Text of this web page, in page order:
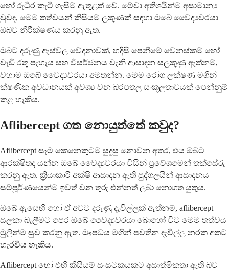
හෝ රුධිර කැටි ගැසීම් ඇතුළත් වේ. මේවා අතිශයින්ම අසාමාන්‍ය
වුවද, මෙම තත්වයන් කිසියම් ලකුණක් සඳහා ඔබේ වෛද්‍යවරයා
ඔබව නිරීක්ෂණය කරනු ඇත.
ඔබට දරුණු ඇස්වල වේදනාවක්, හදිසි පෙනීමේ වෙනස්කම් හෝ
වැඩි රතු පැහැය සහ විසර්ජනය වැනි ආසාදන සලකුණු ඇත්නම්,
වහාම ඔබේ වෛද්‍යවරයා අමතන්න. මෙම රෝග ලක්ෂණ මගින්
ක්ෂණික අවධානයක් අවශ්‍ය වන බරපතල සංකූලතාවයක් පෙන්නුම්
කළ හැකිය.
Aflibercept ගත නොයුත්තේ කවුද?
Aflibercept සෑම කෙනෙකුටම සුදුසු නොවන අතර, එය ඔබට
ආරක්ෂිතද යන්න ඔබේ වෛද්‍යවරයා විසින් ප්‍රවේශමෙන් තක්සේරු
කරනු ඇත. ක්‍රියාකාරී අක්ෂි ආසාදන ඇති පුද්ගලයින් ආසාදනය
සම්පූර්ණයෙන්ම ඉවත් වන තුරු එන්නත් ලබා නොගත යුතුය.
ඔබේ ඇසෙහි හෝ ඒ අවට දරුණු දැවිල්ලක් ඇත්නම්, aflibercept
සලකා බැලීමට පෙර ඔබේ වෛද්‍යවරයා බොහෝ විට මෙම තත්වය
මුලින්ම සුව කරනු ඇත. ඖෂධය මගින් පවතින දැවිල්ල නරක අතට
හැරවිය හැකිය.
Aflibercept හෝ එහි කිසියම් සංඝටකයකට අසාත්මිකතා ඇති බව